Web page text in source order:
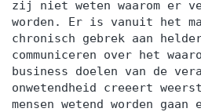
zij niet weten waarom er
worden. Er is vanuit het
chronisch gebrek aan
communiceren over het
business doelen van de
onwetendheid creeert
mensen wetend worden